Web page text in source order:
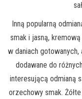
Inną popularną
smak i jasną,
w daniach
dodawane do
interesującą odmianą
orzechowy smak.